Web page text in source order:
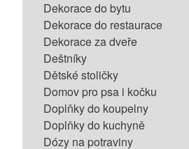
Dekorace do bytu
Dekorace do restaurace
Dekorace za dveře
Deštníky
Dětské stoličky
Domov pro psa i kočku
Doplňky do koupelny
Doplňky do kuchyně
Dózy na potraviny